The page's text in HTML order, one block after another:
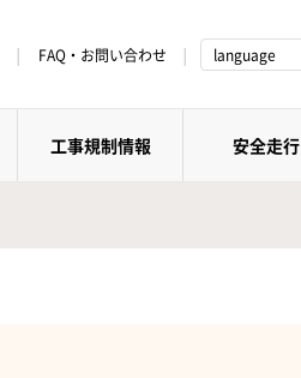
FAQ・お問い合わせ language
工事規制情報 安全走行